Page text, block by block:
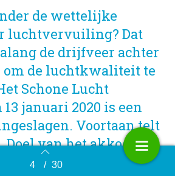
4 / 30
de wettelijke
luchtvervuiling? Dat
de drijfveer achter
om de luchtkwaliteit te
Schone Lucht
januari 2020 is een
Voortaan telt
Doel van het akkoord is
door schonere